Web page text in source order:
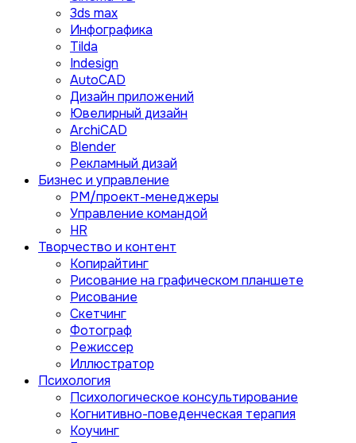
3ds max
Инфографика
Tilda
Indesign
AutoCAD
Дизайн приложений
Ювелирный дизайн
ArchiCAD
Blender
Рекламный дизай
Бизнес и управление
PM/проект-менеджеры
Управление командой
HR
Творчество и контент
Копирайтинг
Рисование на графическом планшете
Рисование
Скетчинг
Фотограф
Режиссер
Иллюстратор
Психология
Психологическое консультирование
Когнитивно-поведенческая терапия
Коучинг